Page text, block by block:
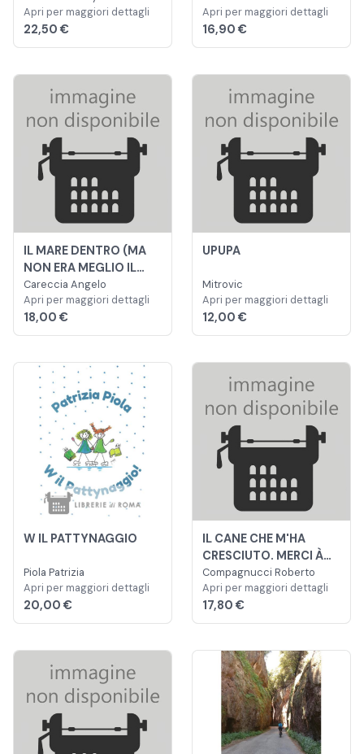
Apri per maggiori dettagli
22,50 €
DISCOVERY
Apri per maggiori dettagli
16,90 €
IL MARE DENTRO (MA
NON ERA MEGLIO IL
PING PONG?)
Careccia Angelo
Apri per maggiori dettagli
18,00 €
UPUPA
Mitrovic
Apri per maggiori dettagli
12,00 €
W IL PATTYNAGGIO
Piola Patrizia
Apri per maggiori dettagli
20,00 €
IL CANE CHE M'HA
CRESCIUTO. MERCI À
MARGOT
Compagnucci Roberto
Apri per maggiori dettagli
17,80 €